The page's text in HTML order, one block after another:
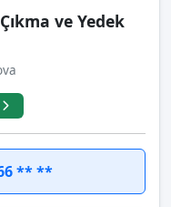
ve Yedek
** **